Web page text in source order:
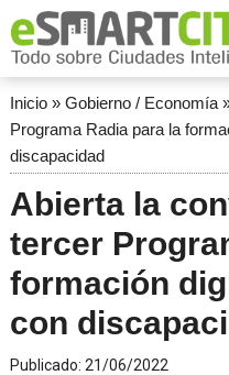
Inicio» Gobierno / Economía
Programa Radia para la
discapacidad
Abierta la
tercer
formación
con
Publicado: 21/06/2022